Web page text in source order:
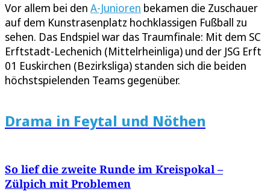
Vor allem bei den A-Junioren bekamen die Zuschauer
auf dem Kunstrasenplatz hochklassigen Fußball zu
sehen. Das Endspiel war das Traumfinale: Mit dem SC
Erftstadt-Lechenich (Mittelrheinliga) und der JSG Erft
01 Euskirchen (Bezirksliga) standen sich die beiden
höchstspielenden Teams gegenüber.
Drama in Feytal und Nöthen
So lief die zweite Runde im Kreispokal –
Zülpich mit Problemen